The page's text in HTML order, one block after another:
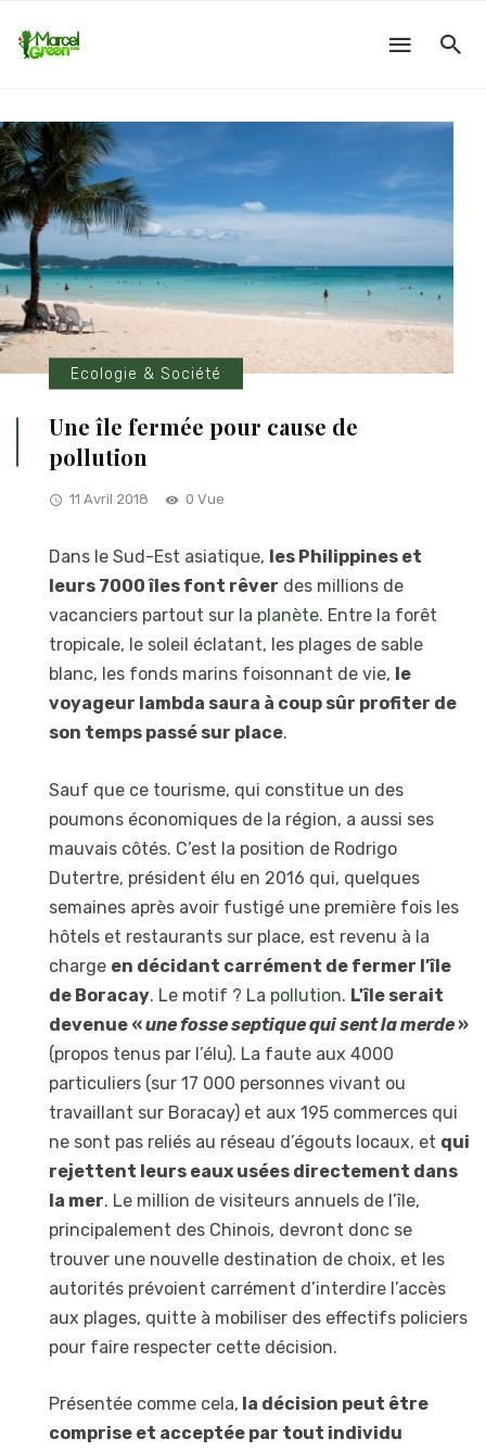
Ecologie & Société
Une île fermée pour cause de
pollution
11 Avril 2018 0 Vue
Dans le Sud-Est asiatique, les Philippines et
leurs 7000 îles font rêver des millions de
vacanciers partout sur la planète. Entre la forêt
tropicale, le soleil éclatant, les plages de sable
blanc, les fonds marins foisonnant de vie, le
voyageur lambda saura à coup sûr profiter de
son temps passé sur place.
Sauf que ce tourisme, qui constitue un des
poumons économiques de la région, a aussi ses
mauvais côtés. C’est la position de Rodrigo
Dutertre, président élu en 2016 qui, quelques
semaines après avoir fustigé une première fois les
hôtels et restaurants sur place, est revenu à la
charge en décidant carrément de fermer l’île
de Boracay. Le motif ? La pollution. L'île serait
devenue «une fosse septique qui sent la merde»
(propos tenus par l’élu). La faute aux 4000
particuliers (sur 17 000 personnes vivant ou
travaillant sur Boracay) et aux 195 commerces qui
ne sont pas reliés au réseau d’égouts locaux, et qui
rejettent leurs eaux usées directement dans
la mer. Le million de visiteurs annuels de l’île,
principalement des Chinois, devront donc se
trouver une nouvelle destination de choix, et les
autorités prévoient carrément d’interdire l’accès
aux plages, quitte à mobiliser des effectifs policiers
pour faire respecter cette décision.
Présentée comme cela, la décision peut être
comprise et acceptée par tout individu